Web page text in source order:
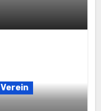
Verein